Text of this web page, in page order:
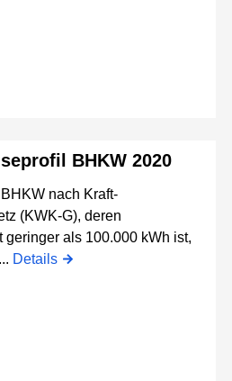
BHKW 2020
nach Kraft-
(KWK-G), deren
als 100.000 kWh ist,
Details